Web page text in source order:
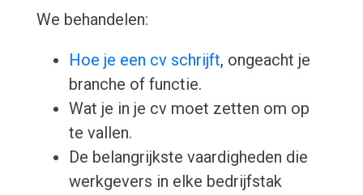
We behandelen:
Hoe je een cv schrijft, ongeacht je
branche of functie.
Wat je in je cv moet zetten om op
te vallen.
De belangrijkste vaardigheden die
werkgevers in elke bedrijfstak